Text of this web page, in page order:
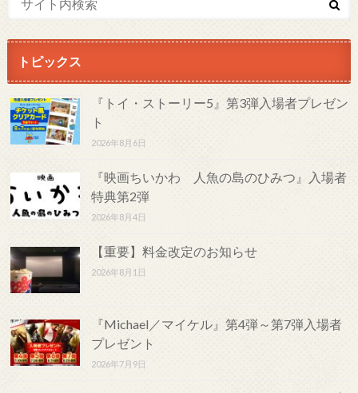
トピックス
『トイ・ストーリー5』第3弾入場者プレゼン
ト
2026年8月6日
『映画ちいかわ 人魚の島のひみつ』入場者
特典第2弾
2026年8月4日
【重要】料金改定のお知らせ
2026年8月1日
『Michael／マイケル』第4弾～第7弾入場者
プレゼント
2026年7月9日